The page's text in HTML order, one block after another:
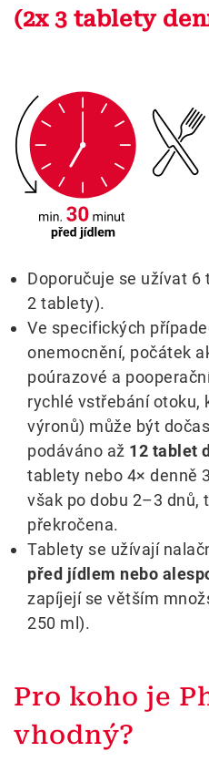
(2x 3 tablety
Doporučuje se užívat 6
2 tablety).
Ve specifických
onemocnění, počátek
poúrazové a
rychlé vstřebání otoku,
výronů) může být
podáváno až 12 tablet
tablety nebo 4× denně
však po dobu 2–3 dnů,
překročena.
Tablety se užívají
před jídlem nebo
zapíjejí se větším
250 ml).
Pro koho je
vhodný?